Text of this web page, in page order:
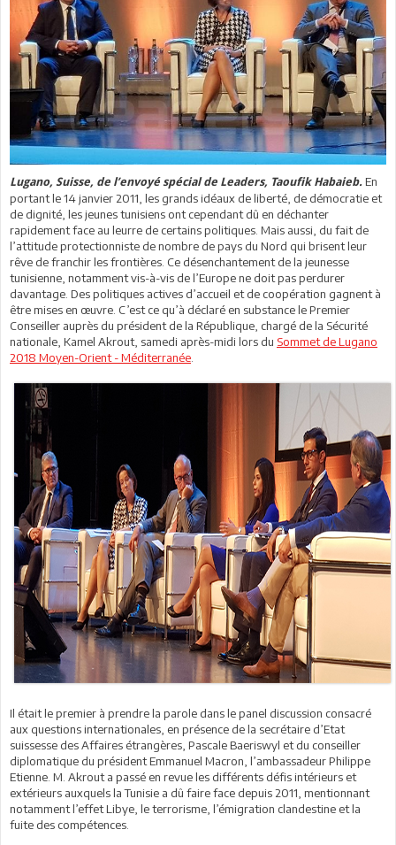
Lugano, Suisse, de l’envoyé spécial de Leaders, Taoufik Habaieb. En
portant le 14 janvier 2011, les grands idéaux de liberté, de démocratie et
de dignité, les jeunes tunisiens ont cependant dû en déchanter
rapidement face au leurre de certains politiques. Mais aussi, du fait de
l’attitude protectionniste de nombre de pays du Nord qui brisent leur
rêve de franchir les frontières. Ce désenchantement de la jeunesse
tunisienne, notamment vis-à-vis de l’Europe ne doit pas perdurer
davantage. Des politiques actives d’accueil et de coopération gagnent à
être mises en œuvre. C’est ce qu’à déclaré en substance le Premier
Conseiller auprès du président de la République, chargé de la Sécurité
nationale, Kamel Akrout, samedi après-midi lors du Sommet de Lugano
2018 Moyen-Orient - Méditerranée
Il était le premier à prendre la parole dans le panel discussion consacré
aux questions internationales, en présence de la secrétaire d’Etat
suissesse des Affaires étrangères, Pascale Baeriswyl et du conseiller
diplomatique du président Emmanuel Macron, l’ambassadeur Philippe
Etienne. M. Akrout a passé en revue les différents défis intérieurs et
extérieurs auxquels la Tunisie a dû faire face depuis 2011, mentionnant
notamment l’effet Libye, le terrorisme, l’émigration clandestine et la
fuite des compétences.